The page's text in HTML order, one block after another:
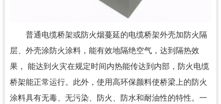
普通电缆桥架或防火烟蔓延的电缆桥架外壳加防火隔
层、外壳涂防火涂料，能有效地隔绝空气，达到隔热效
果， 能达到火灾在规定时间内热能传达到内部，防火电缆
桥架能正常运行。此外，使用高环保颜料使桥梁上的防火
涂料具有无毒、无污染、防火、防水和耐油性的特性。一